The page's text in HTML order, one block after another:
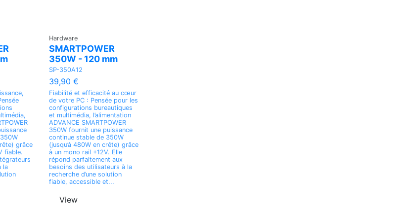
grâce
fiable.
la
Hardware
SMARTPOWER
350W - 120 mm
SP-350A12
39,90 €
Fiabilité et efficacité au cœur
de votre PC : Pensée pour les
configurations bureautiques
et multimédia, l’alimentation
ADVANCE SMARTPOWER
350W fournit une puissance
continue stable de 350W
(jusqu’à 480W en crête) grâce
à un mono rail +12V. Elle
répond parfaitement aux
besoins des utilisateurs à la
recherche d’une solution
fiable, accessible et...
View